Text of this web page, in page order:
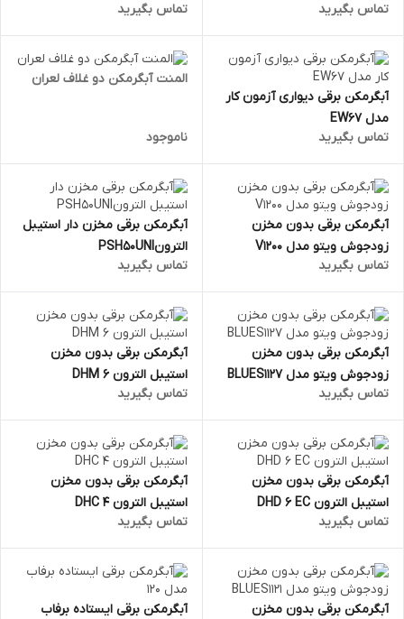
تماس بگیرید
تماس بگیرید
آبگرمکن برقی دیواری آزمون کار
مدل EW67
تماس بگیرید
المنت آبگرمکن دو غلاف لعران
ناموجود
آبگرمکن برقی بدون مخزن
زودجوش ویتو مدل V1200
تماس بگیرید
آبگرمکن برقی مخزن دار استیبل
الترونPSH50UNI
تماس بگیرید
آبگرمکن برقی بدون مخزن
زودجوش ویتو مدل BLUES1127
تماس بگیرید
آبگرمکن برقی بدون مخزن
استیبل الترون DHM 6
تماس بگیرید
آبگرمکن برقی بدون مخزن
استیبل الترون DHD 6 EC
تماس بگیرید
آبگرمکن برقی بدون مخزن
استیبل الترون DHC 4
تماس بگیرید
آبگرمکن برقی بدون مخزن
آبگرمکن برقی ایستاده برفاب